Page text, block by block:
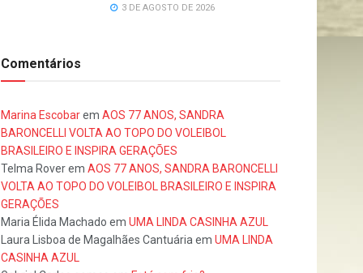
3 DE AGOSTO DE 2026
Comentários
Marina Escobarem AOS 77 ANOS, SANDRA
BARONCELLI VOLTA AO TOPO DO VOLEIBOL
BRASILEIRO E INSPIRA GERAÇÕES
Telma Roverem AOS 77 ANOS, SANDRA BARONCELLI
VOLTA AO TOPO DO VOLEIBOL BRASILEIRO E INSPIRA
GERAÇÕES
Maria Élida Machado em UMA LINDA CASINHA AZUL
Laura Lisboa de Magalhães Cantuáriaem UMA LINDA
CASINHA AZUL